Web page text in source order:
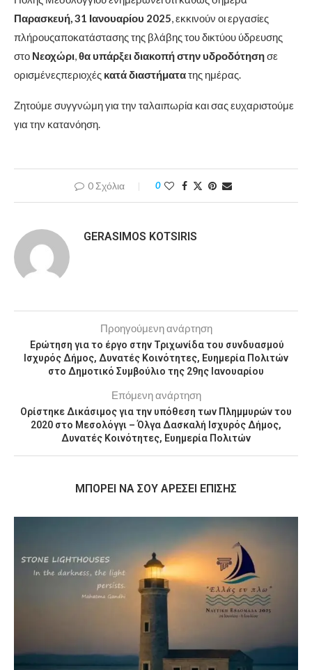
Παρασκευή, 31 Ιανουαρίου 2025, εκκινούν οι εργασίες
πλήρουςαποκατάστασης της βλάβης του δικτύου ύδρευσης
στο Νεοχώρι,θα υπάρξει διακοπή στην υδροδότησησε
ορισμένεςπεριοχές κατά διαστήματατης ημέρας.
Ζητούμε συγγνώμη για την ταλαιπωρία και σας ευχαριστούμε
για την κατανόηση.
0 Σχόλια 0
GERASIMOS KOTSIRIS
Προηγούμενη ανάρτηση
Ερώτηση για το έργο στην Τριχωνίδα του συνδυασμού
Ισχυρός Δήμος, Δυνατές Κοινότητες, Ευημερία Πολιτών
στο Δημοτικό Συμβούλιο της 29ης Ιανουαρίου
Επόμενη ανάρτηση
Ορίστηκε Δικάσιμος για την υπόθεση των Πλημμυρών του
2020 στο Μεσολόγγι – Όλγα Δασκαλή Ισχυρός Δήμος,
Δυνατές Κοινότητες, Ευημερία Πολιτών
MΠΟΡΕΊ ΝΑ ΣΟΥ ΑΡΈΣΕΙ ΕΠΊΣΗΣ